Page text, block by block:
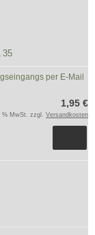
35
per E-Mail
1,95 €
% MwSt. zzgl. Versandkosten